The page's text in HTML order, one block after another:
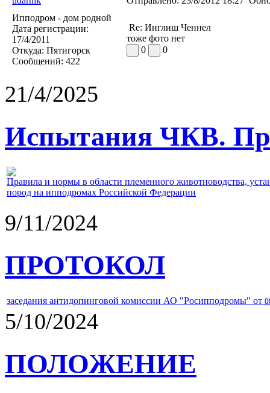
Ипподром - дом родной
Дата регистрации:
17/4/2011
Откуда: Пятигорск
Сообщений: 422
Re: Инглиш Ченнел
тоже фото нет
0
0
21/4/2025
Испытания ЧКВ.
Правила и нормы в области племенного животноводства,
пород на ипподромах Российской Федерации
9/11/2024
ПРОТОКОЛ
заседания антидопинговой комиссии АО "Росипподромы" от
5/10/2024
ПОЛОЖЕНИЕ